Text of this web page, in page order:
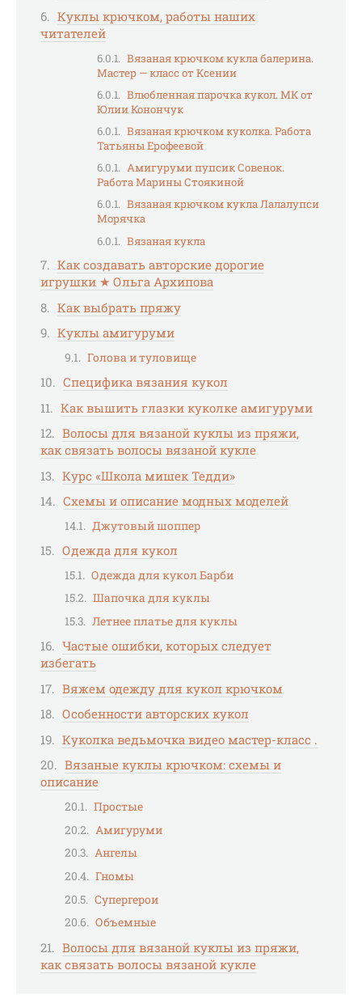
Куклы крючком, работы наших
читателей
Вязаная крючком кукла балерина.
Мастер — класс от Ксении
Влюбленная парочка кукол. МК от
Юлии Конончук
Вязаная крючком куколка. Работа
Татьяны Ерофеевой
Амигуруми пупсик Совенок.
Работа Марины Стоякиной
Вязаная крючком кукла Лалалупси
Морячка
Вязаная кукла
Как создавать авторские дорогие
игрушки ★ Ольга Архипова
Как выбрать пряжу
Куклы амигуруми
Голова и туловище
Специфика вязания кукол
Как вышить глазки куколке амигуруми
Волосы для вязаной куклы из пряжи,
как связать волосы вязаной кукле
Курс «Школа мишек Тедди»
Схемы и описание модных моделей
Джутовый шоппер
Одежда для кукол
Одежда для кукол Барби
Шапочка для куклы
Летнее платье для куклы
Частые ошибки, которых следует
избегать
Вяжем одежду для кукол крючком
Особенности авторских кукол
Куколка ведьмочка видео мастер-класс .
Вязаные куклы крючком: схемы и
описание
Простые
Амигуруми
Ангелы
Гномы
Супергерои
Объемные
Волосы для вязаной куклы из пряжи,
как связать волосы вязаной кукле